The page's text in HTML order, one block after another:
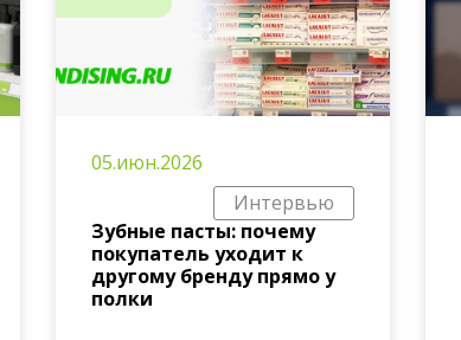
05.июн.2026
Интервью
Зубные пасты: почему
покупатель уходит к
другому бренду прямо у
полки